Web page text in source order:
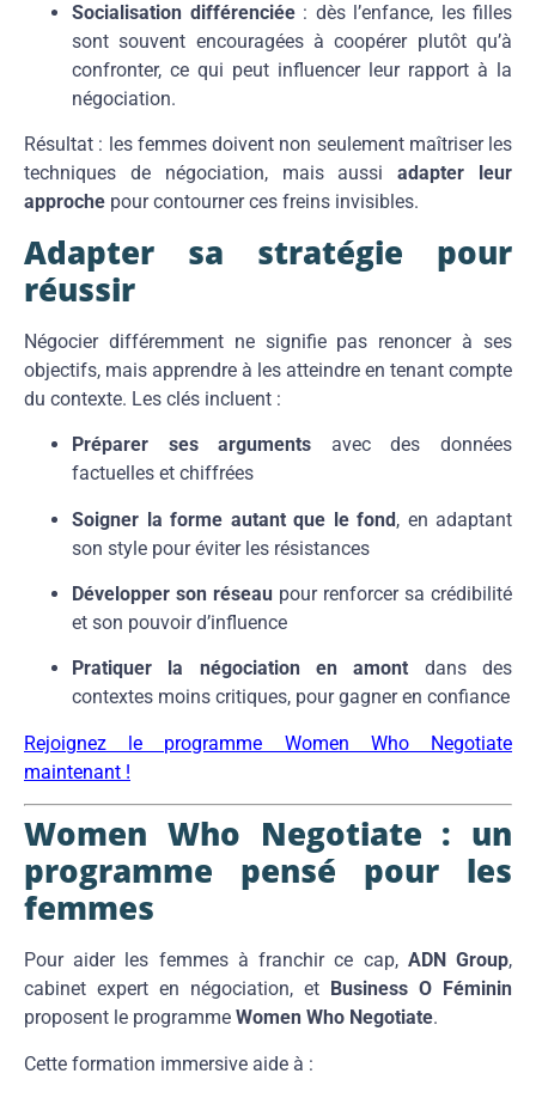
Socialisation différenciée: dès l’enfance, les filles
sont souvent encouragées à coopérer plutôt qu’à
confronter, ce qui peut influencer leur rapport à la
négociation.
Résultat : les femmes doivent non seulement maîtriser les
techniques de négociation, mais aussiadapter leur
approche pour contourner ces freins invisibles.
Adapter sa stratégie pour
réussir
Négocier différemment ne signifie pas renoncer à ses
objectifs, mais apprendre à les atteindre en tenant compte
du contexte. Les clés incluent :
Préparer ses arguments avec des données
factuelles et chiffrées
Soigner la forme autant que le fond, en adaptant
son style pour éviter les résistances
Développer son réseau pour renforcer sa crédibilité
et son pouvoir d’influence
Pratiquer la négociation en amont dans des
contextes moins critiques, pour gagner en confiance
Rejoignez le programme Women Who Negotiate
maintenant !
Women Who Negotiate : un
programme pensé pour les
femmes
Pour aider les femmes à franchir ce cap, ADN Group,
cabinet expert en négociation, et Business O Féminin
proposent le programme Women Who Negotiate.
Cette formation immersive aide à :